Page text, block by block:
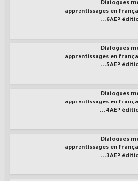
Dialogues
apprentissages en
6AEP
Dialogues
apprentissages en
5AEP
Dialogues
apprentissages en
4AEP
Dialogues
apprentissages en
3AEP